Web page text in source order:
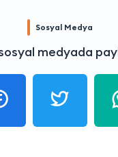
Sosyal Medya
medyada